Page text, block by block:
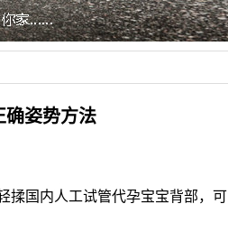
确姿势方法
揉国内人工试管代孕宝宝背部，可